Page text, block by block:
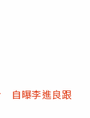
自曝李進良跟